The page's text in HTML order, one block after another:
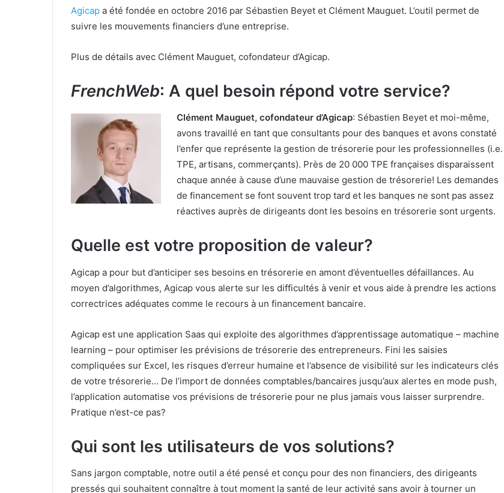
Agicap a été fondée en octobre 2016 par Sébastien Beyet et Clément Mauguet. L’outil permet de
suivre les mouvements financiers d’une entreprise.
Plus de détails avec Clément Mauguet, cofondateur d’Agicap.
FrenchWeb: A quel besoin répond votre service?
Clément Mauguet, cofondateur d’Agicap: Sébastien Beyet et moi-même,
avons travaillé en tant que consultants pour des banques et avons constaté
l’enfer que représente la gestion de trésorerie pour les professionnelles (i.e.
TPE, artisans, commerçants). Près de 20 000 TPE françaises disparaissent
chaque année à cause d’une mauvaise gestion de trésorerie! Les demandes
de financement se font souvent trop tard et les banques ne sont pas assez
réactives auprès de dirigeants dont les besoins en trésorerie sont urgents.
Quelle est votre proposition de valeur?
Agicap a pour but d’anticiper ses besoins en trésorerie en amont d’éventuelles défaillances. Au
moyen d’algorithmes, Agicap vous alerte sur les difficultés à venir et vous aide à prendre les actions
correctrices adéquates comme le recours à un financement bancaire.
Agicap est une application Saas qui exploite des algorithmes d’apprentissage automatique – machine
learning – pour optimiser les prévisions de trésorerie des entrepreneurs. Fini les saisies
compliquées sur Excel, les risques d’erreur humaine et l’absence de visibilité sur les indicateurs clés
de votre trésorerie… De l’import de données comptables/bancaires jusqu’aux alertes en mode push,
l’application automatise vos prévisions de trésorerie pour ne plus jamais vous laisser surprendre.
Pratique n’est-ce pas?
Qui sont les utilisateurs de vos solutions?
Sans jargon comptable, notre outil a été pensé et conçu pour des non financiers, des dirigeants
pressés qui souhaitent connaître à tout moment la santé de leur activité sans avoir à tourner un